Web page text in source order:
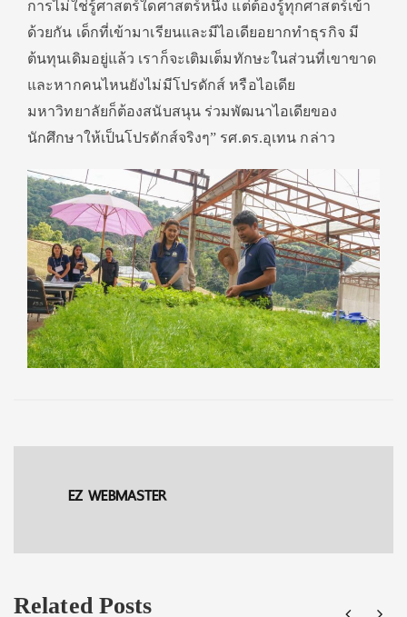
การไม่ใช่รู้ศาสตร์ใดศาสตร์หนึ่ง แต่ต้องรู้ทุกศาสตร์เข้า
ด้วยกัน เด็กที่เข้ามาเรียนและมีไอเดียอยากทำธุรกิจ มี
ต้นทุนเดิมอยู่แล้ว เราก็จะเติมเต็มทักษะในส่วนที่เขาขาด
และหากคนไหนยังไม่มีโปรดักส์ หรือไอเดีย
มหาวิทยาลัยก็ต้องสนับสนุน ร่วมพัฒนาไอเดียของ
นักศึกษาให้เป็นโปรดักส์จริงๆ” รศ.ดร.อุเทน กล่าว
EZ WEBMASTER
Related Posts